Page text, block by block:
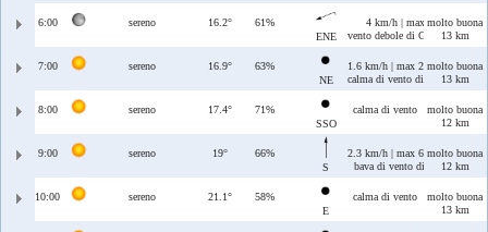
6:00 sereno 16.2°
61%
ENE
4 km/h | max 6.1 km/h
vento debole di Grecale/Levante
molto buona
13 km
7:00 sereno 16.9°
63%
NE
1.6 km/h | max 2.7 km/h
calma di vento di Grecale
molto buona
13 km
8:00 sereno 17.4°
71%
SSO
calma di vento
molto buona
12 km
9:00 sereno 19°
66%
S
2.3 km/h | max 6.7 km/h
bava di vento di Ostro
molto buona
12 km
10:00 sereno 21.1°
58%
E
calma di vento
molto buona
13 km